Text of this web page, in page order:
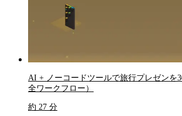
AI + ノーコードツールで旅行プレゼンを
全ワークフロー）
約 27 分